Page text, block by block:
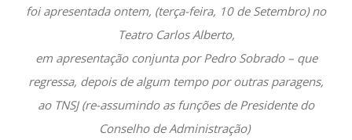
foi apresentada ontem, (terça-feira, 10 de Setembro) no
Teatro Carlos Alberto,
em apresentação conjunta por Pedro Sobrado – que
regressa, depois de algum tempo por outras paragens,
ao TNSJ (re-assumindo as funções de Presidente do
Conselho de Administração)